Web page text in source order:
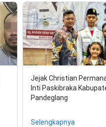
Jejak Christian
Inti Paskibraka
Pandeglang
Selengkapnya